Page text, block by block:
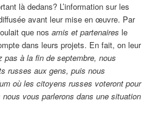
là dedans? L’information sur les
avant leur mise en œuvre. Par
que nosamis et partenaires le
dans leurs projets. En fait, on leur
pas à la fin de septembre, nous
russes aux gens, puis nous
où les citoyens russes voteront pour
vous parlerons dans une situation